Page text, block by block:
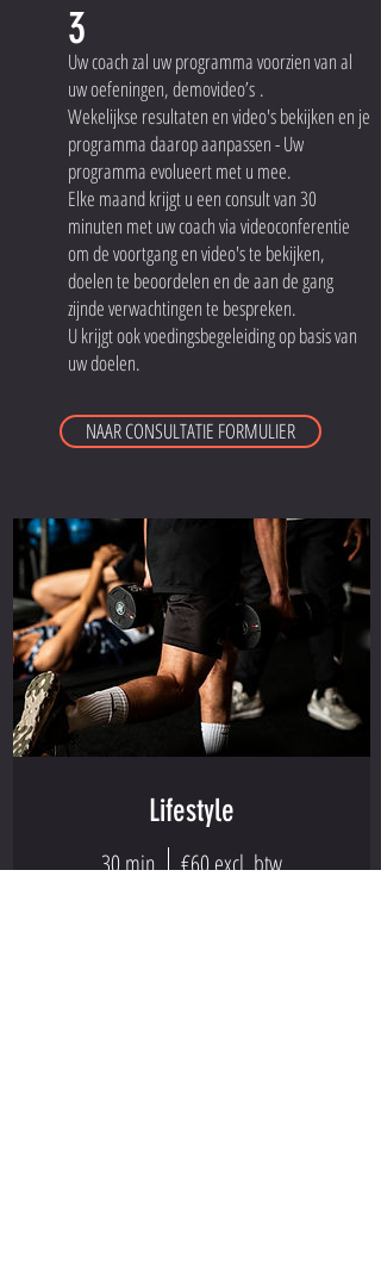
3
Uw coach zal uw programma voorzien van al
uw oefeningen, demovideo’s .
Wekelijkse resultaten en video's bekijken en je
programma daarop aanpassen - Uw
programma evolueert met u mee.
Elke maand krijgt u een consult van 30
minuten met uw coach via videoconferentie
om de voortgang en video's te bekijken,
doelen te beoordelen en de aan de gang
zijnde verwachtingen te bespreken.
U krijgt ook voedingsbegeleiding op basis van
uw doelen.
NAAR CONSULTATIE FORMULIER
Lifestyle
30 min €60 excl. btw